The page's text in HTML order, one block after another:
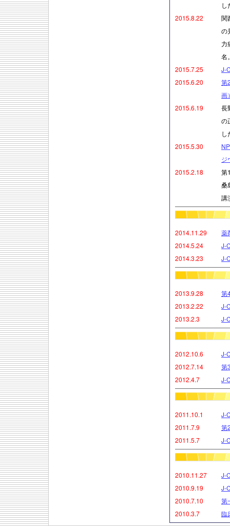
し
2015.8.22
関
の
力
名
2015.7.25
J-
2015.6.20
第
画
2015.6.19
長
の
し
2015.5.30
ジ
2015.2.18
第
桑
講
2014.11.29
薬
2014.5.24
J-
2014.3.23
J-
2013.9.28
第
2013.2.22
J-
2013.2.3
J-
2012.10.6
J-
2012.7.14
第
2012.4.7
J-
2011.10.1
J-
2011.7.9
第
2011.5.7
J-
2010.11.27
J-
2010.9.19
J-
2010.7.10
第
2010.3.7
臨